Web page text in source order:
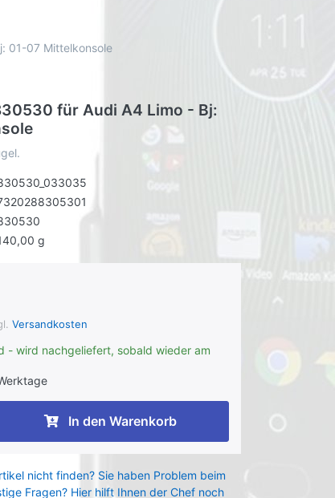
01-07 Mittelkonsole
für Audi A4 Limo - Bj:
g
Versandkosten
- wird nachgeliefert, sobald wieder am
In den Warenkorb
nicht finden? Sie haben Problem beim
Fragen? Hier hilft Ihnen der Chef noch